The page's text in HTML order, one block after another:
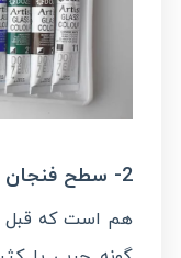
2- سطح فنجان را تمیز کنید.
هم است که قبل